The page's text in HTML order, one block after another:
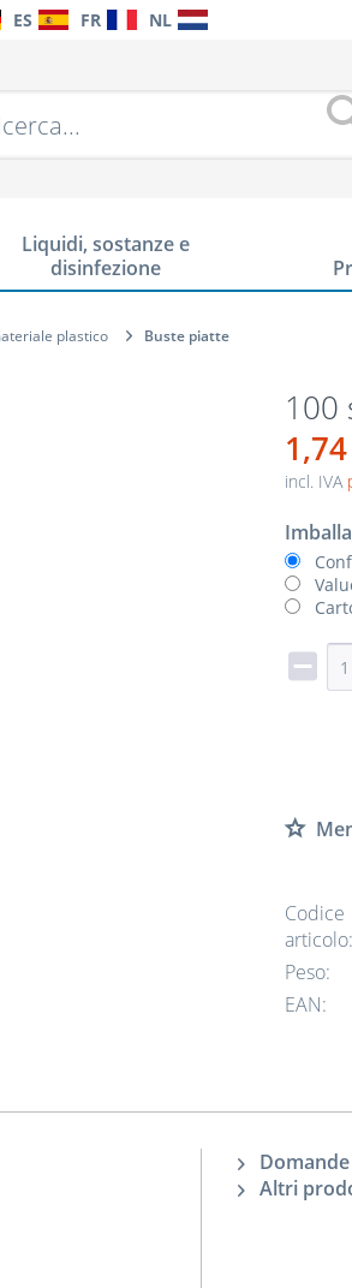
ES FR NL
Liquidi, sostanze e
disinfezione
plastico Buste piatte
100
incl. IVA
Codice
articolo:
Peso:
EAN:
Altri